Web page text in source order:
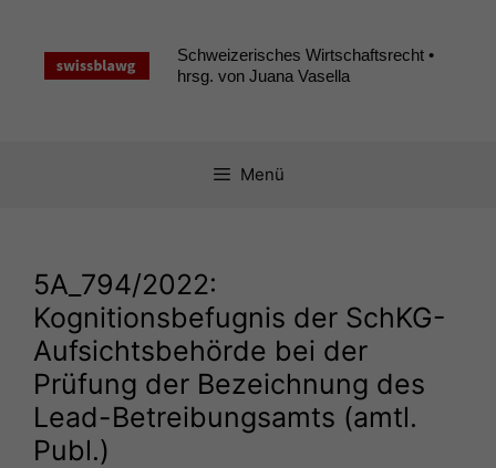
springen
Schweizerisches Wirtschaftsrecht •
hrsg. von Juana Vasella
Menü
5A_794/2022:
Kognitionsbefugnis der SchKG-
Aufsichtsbehörde bei der
Prüfung der Bezeichnung des
Lead-Betreibungsamts (amtl.
Publ.)